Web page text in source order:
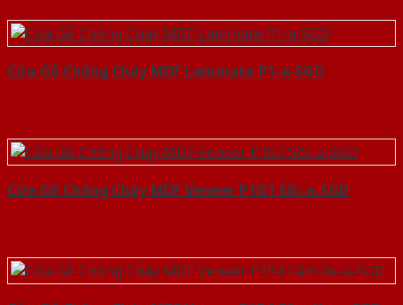
Cửa Gỗ Chống Cháy MDF Laminate P1-a-SGD
Cửa Gỗ Chống Cháy MDF Veneer P1G1 Sồi-a-SGD